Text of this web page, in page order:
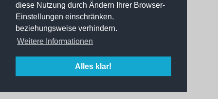
diese Nutzung durch Ändern Ihrer Browser-
Einstellungen einschränken,
beziehungsweise verhindern.
Weitere Informationen
Alles klar!